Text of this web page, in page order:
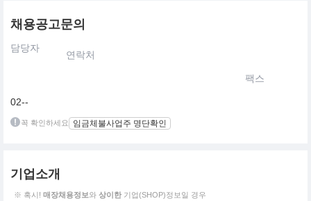
채용공고문의
담당자
연락처
팩스
02--
꼭 확인하세요 임금체불사업주 명단확인
기업소개
※ 혹시! 매장채용정보와 상이한 기업(SHOP)정보일 경우